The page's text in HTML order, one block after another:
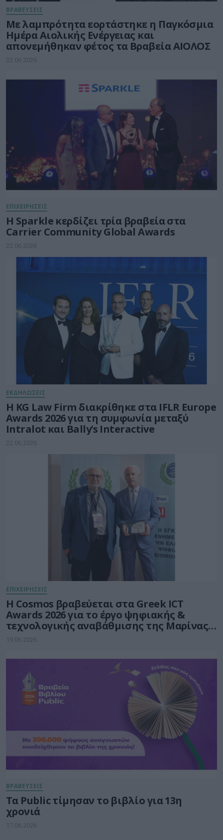
ΒΡΑΒΕΥΣΕΙΣ
Με λαμπρότητα εορτάστηκε η Παγκόσμια
Ημέρα Αιολικής Ενέργειας και
απονεμήθηκαν φέτος τα Βραβεία ΑΙΟΛΟΣ
22.06.2026
ΕΠΙΧΕΙΡΗΣΕΙΣ
Η Sparkle κερδίζει τρία βραβεία στα
Carrier Community Global Awards
22.06.2026
ΕΚΔΗΛΩΣΕΙΣ
Η KG Law Firm διακρίθηκε στα IFLR Europe
Awards 2026 για τη συμφωνία μεταξύ
Intralot και Bally’s Interactive
22.06.2026
ΕΠΙΧΕΙΡΗΣΕΙΣ
Η Cosmos βραβεύεται στα Greek ICT
Awards 2026 για το έργο ψηφιακής &
τεχνολογικής αναβάθμισης της Μαρίνας
Φλοίσβου
19.06.2026
ΒΡΑΒΕΥΣΕΙΣ
Τα Public τίμησαν το βιβλίο για 13η
χρονιά
17.06.2026